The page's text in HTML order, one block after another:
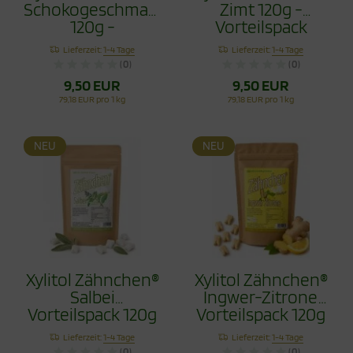
Schokogeschmack
120g -
Vorteilspack
Lieferzeit:1-4 Tage
(0)
9,50 EUR
79,18 EUR pro 1 kg
Zimt 120g -
Vorteilspack
Lieferzeit:1-4 Tage
(0)
9,50 EUR
79,18 EUR pro 1 kg
NEU
Xylitol Zähnchen®
Salbei
Vorteilspack 120g
- Zahnpflege
Lieferzeit:1-4 Tage
NEU
Xylitol Zähnchen®
Ingwer-Zitrone
Vorteilspack 120g
- Zahnpflege
Lieferzeit:1-4 Tage